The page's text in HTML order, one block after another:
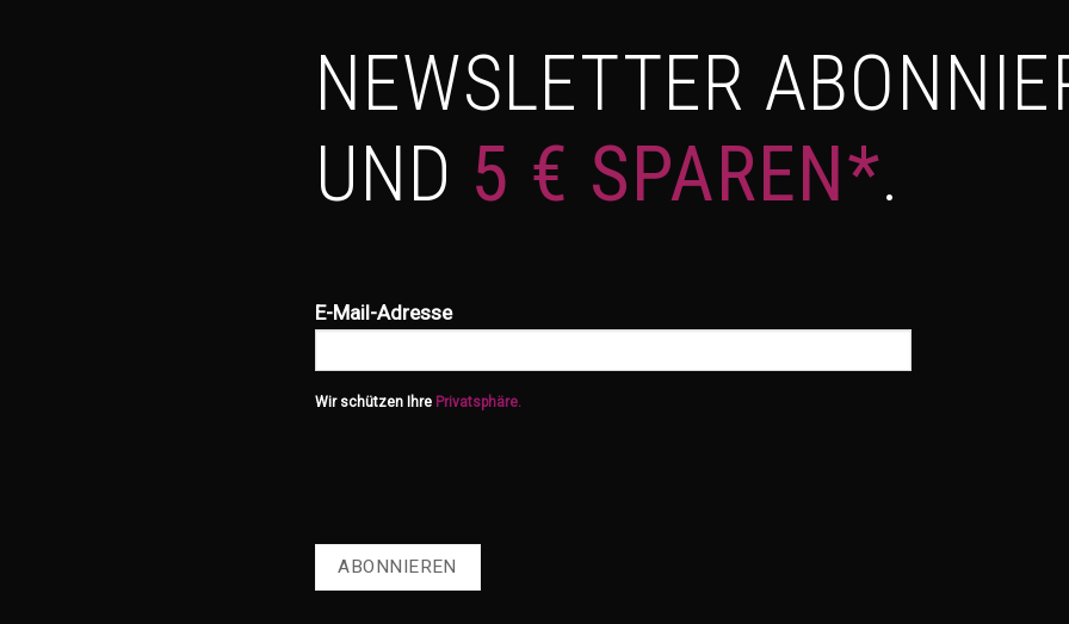
NEWSLETTER
UND 5 € SPAREN*.
E-Mail-Adresse
Wir schützen Ihre Privatsphäre.